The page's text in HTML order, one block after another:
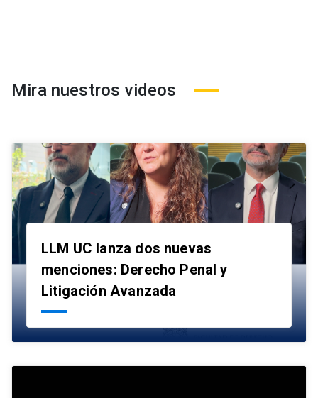
Mira nuestros videos
LLM UC lanza dos nuevas
menciones: Derecho Penal y
Litigación Avanzada